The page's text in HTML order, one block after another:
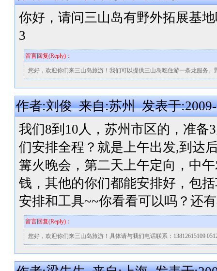
你好，请问三山岛有野外拓展基
3
留言回复(Reply)：
您好，欢迎你们来三山岛旅游！我们可以提供三山岛吃住游一条龙服务。
作者:刘俊 来自:苏州 发表于
我们8到10人，苏州市区的，准备
们安排全程？就是上午出发,到达
篝火晚会，第二天上午定向，中
钱，其他的你们都能安排好，包
安排和工具~~你看看可以吗？还
留言回复(Reply)：
您好，欢迎你们来三山岛旅游！具体请与我们电话联系：13812615109